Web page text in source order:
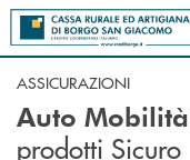
Salta al contenuto principale
ASSICURAZIONI
Auto Mobilità
prodotti Sicuro